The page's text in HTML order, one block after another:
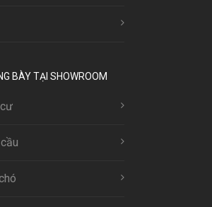
BÀY TẠI SHOWROOM